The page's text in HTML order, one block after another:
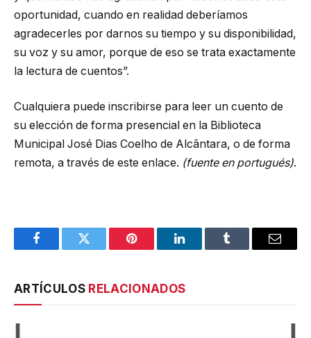
oportunidad, cuando en realidad deberíamos
agradecerles por darnos su tiempo y su disponibilidad,
su voz y su amor, porque de eso se trata exactamente
la lectura de cuentos”.
Cualquiera puede inscribirse para leer un cuento de
su elección de forma presencial en la Biblioteca
Municipal José Dias Coelho de Alcântara, o de forma
remota, a través de este enlace. (fuente en portugués).
FacebookTwitter Pinterest LinkedInTumblr Email
ARTÍCULOS RELACIONADOS